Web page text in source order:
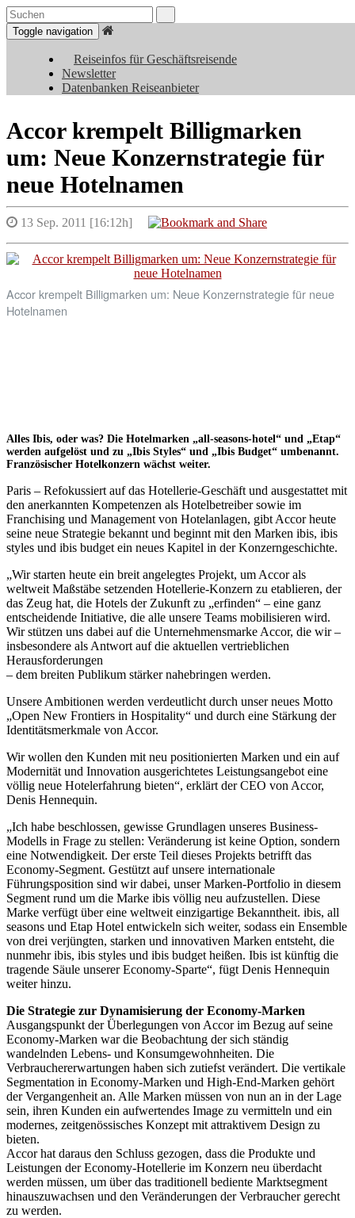
Toggle navigation
Reiseinfos für Geschäftsreisende
Newsletter
Datenbanken Reiseanbieter
Accor krempelt Billigmarken
um: Neue Konzernstrategie für
neue Hotelnamen
13 Sep. 2011 [16:12h]
Accor krempelt Billigmarken um: Neue Konzernstrategie für neue
Hotelnamen
Alles Ibis, oder was? Die Hotelmarken „all-seasons-hotel“ und „Etap“
werden aufgelöst und zu „Ibis Styles“ und „Ibis Budget“ umbenannt.
Französischer Hotelkonzern wächst weiter.
Paris – Refokussiert auf das Hotellerie-Geschäft und ausgestattet mit
den anerkannten Kompetenzen als Hotelbetreiber sowie im
Franchising und Management von Hotelanlagen, gibt Accor heute
seine neue Strategie bekannt und beginnt mit den Marken ibis, ibis
styles und ibis budget ein neues Kapitel in der Konzerngeschichte.
„Wir starten heute ein breit angelegtes Projekt, um Accor als
weltweit Maßstäbe setzenden Hotellerie-Konzern zu etablieren, der
das Zeug hat, die Hotels der Zukunft zu „erfinden“ – eine ganz
entscheidende Initiative, die alle unsere Teams mobilisieren wird.
Wir stützen uns dabei auf die Unternehmensmarke Accor, die wir –
insbesondere als Antwort auf die aktuellen vertrieblichen
Herausforderungen
– dem breiten Publikum stärker nahebringen werden.
Unsere Ambitionen werden verdeutlicht durch unser neues Motto
„Open New Frontiers in Hospitality“ und durch eine Stärkung der
Identitätsmerkmale von Accor.
Wir wollen den Kunden mit neu positionierten Marken und ein auf
Modernität und Innovation ausgerichtetes Leistungsangebot eine
völlig neue Hotelerfahrung bieten“, erklärt der CEO von Accor,
Denis Hennequin.
„Ich habe beschlossen, gewisse Grundlagen unseres Business-
Modells in Frage zu stellen: Veränderung ist keine Option, sondern
eine Notwendigkeit. Der erste Teil dieses Projekts betrifft das
Economy-Segment. Gestützt auf unsere internationale
Führungsposition sind wir dabei, unser Marken-Portfolio in diesem
Segment rund um die Marke ibis völlig neu aufzustellen. Diese
Marke verfügt über eine weltweit einzigartige Bekanntheit. ibis, all
seasons und Etap Hotel entwickeln sich weiter, sodass ein Ensemble
von drei verjüngten, starken und innovativen Marken entsteht, die
nunmehr ibis, ibis styles und ibis budget heißen. Ibis ist künftig die
tragende Säule unserer Economy-Sparte“, fügt Denis Hennequin
weiter hinzu.
Die Strategie zur Dynamisierung der Economy-Marken
Ausgangspunkt der Überlegungen von Accor im Bezug auf seine
Economy-Marken war die Beobachtung der sich ständig
wandelnden Lebens- und Konsumgewohnheiten. Die
Verbrauchererwartungen haben sich zutiefst verändert. Die vertikale
Segmentation in Economy-Marken und High-End-Marken gehört
der Vergangenheit an. Alle Marken müssen von nun an in der Lage
sein, ihren Kunden ein aufwertendes Image zu vermitteln und ein
modernes, zeitgenössisches Konzept mit attraktivem Design zu
bieten.
Accor hat daraus den Schluss gezogen, dass die Produkte und
Leistungen der Economy-Hotellerie im Konzern neu überdacht
werden müssen, um über das traditionell bediente Marktsegment
hinauszuwachsen und den Veränderungen der Verbraucher gerecht
zu werden.